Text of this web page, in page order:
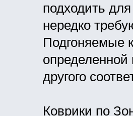
подходить
нередко
Подгоняемые
определенной
другого
Коврики по